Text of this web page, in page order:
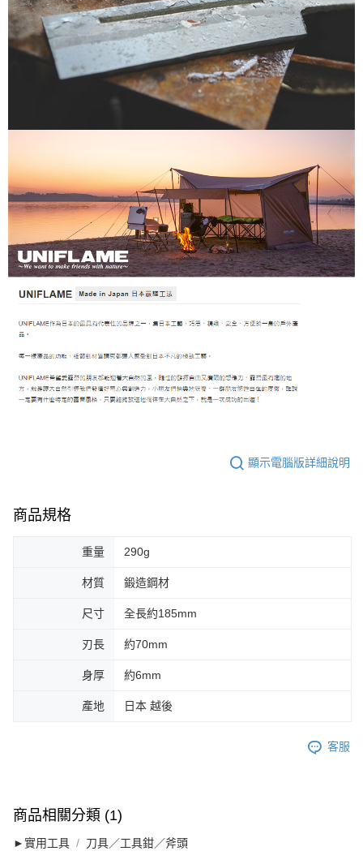
顯示電腦版詳細說明
商品規格
重量 290g
材質 鍛造鋼材
尺寸 全長約185mm
刃長 約70mm
身厚 約6mm
產地 日本 越後
客服
商品相關分類 (1)
►實用工具 刀具／工具鉗／斧頭